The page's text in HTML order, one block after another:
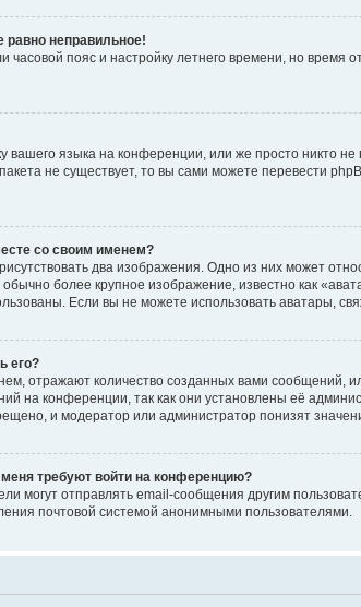
равно неправильное!
часовой пояс и настройку летнего времени, но
вашего языка на конференции, или же просто никто
пакета не существует, то вы сами можете перевести
со своим именем?
два изображения. Одно из них может
более крупное изображение, известно как
Если вы не можете использовать аватары,
его?
отражают количество созданных вами сообщений,
на конференции, так как они установлены её
и модератор или администратор понизят
требуют войти на конференцию?
могут отправлять email-сообщения другим
почтовой системой анонимными пользователями.